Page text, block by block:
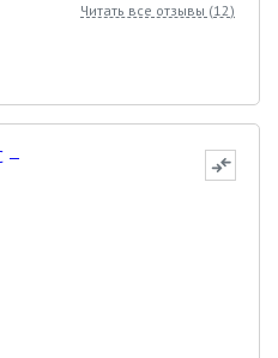
Читать все отзывы (12)